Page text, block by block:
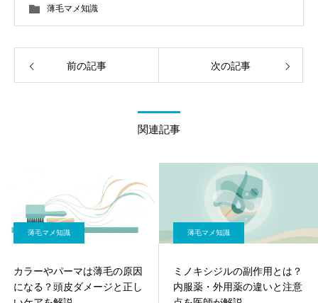
薄毛マメ知識
前の記事 次の記事
関連記事
薄毛マメ知識
カラーやパーマは薄毛の原因
になる？頭皮ダメージと正し
薄毛マメ知識
ミノキシジルの副作用とは？
内服薬・外用薬の違いと注意